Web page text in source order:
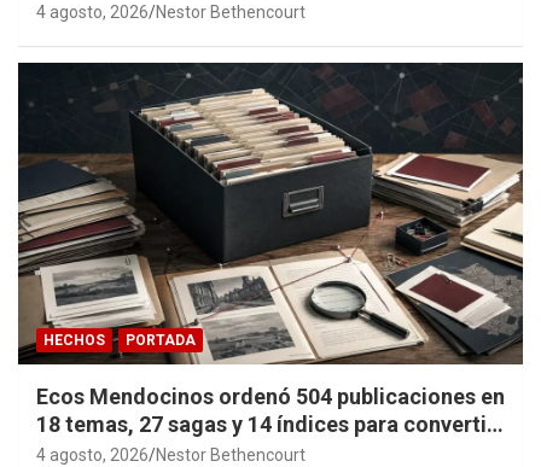
4 agosto, 2026 Nestor Bethencourt
HECHOS PORTADA
Ecos Mendocinos ordenó 504 publicaciones en
18 temas, 27 sagas y 14 índices para convertir
años de investigación en memoria pública
4 agosto, 2026 Nestor Bethencourt